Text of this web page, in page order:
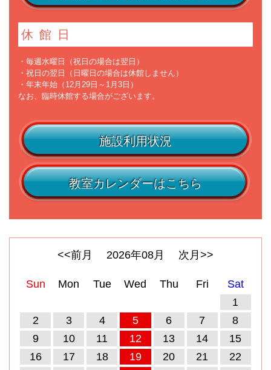
休館日
・毎週水曜日（祝日の場合は翌日）
・祝日の翌日（日曜日の場合は休館しません）
・年末年始（12月29日～1月3日）
なお、臨時休館する場合がございます。
施設利用状況
教室カレンダーはこちら
<<前月 2026年08月 次月>>
Sun Mon Tue Wed Thu Fri
Sat
1
2
3 4 5 6 7
8
9
10 11 12 13 14
15
16
17 18 19 20 21
22